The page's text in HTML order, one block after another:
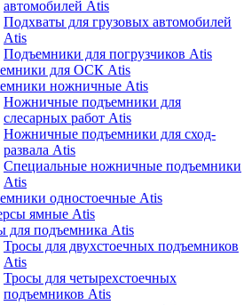
автомобилей Atis
Подхваты для грузовых автомобилей
Atis
Подъемники для погрузчиков Atis
для ОСК Atis
ножничные Atis
Ножничные подъемники для
слесарных работ Atis
Ножничные подъемники для сход-
развала Atis
Специальные ножничные подъемники
Atis
одностоечные Atis
ямные Atis
для подъемника Atis
Тросы для двухстоечных подъемников
Atis
Тросы для четырехстоечных
подъемников Atis